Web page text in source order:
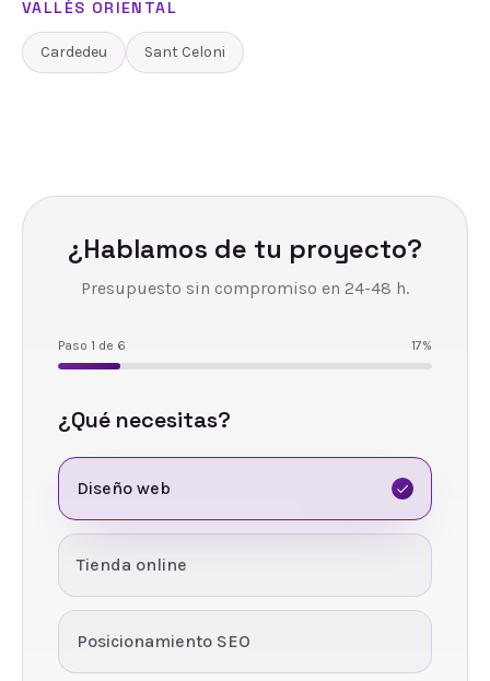
VALLÈS ORIENTAL
Cardedeu Sant Celoni
¿Hablamos de tu proyecto?
Presupuesto sin compromiso en 24-48 h.
Paso 1 de 6 17%
¿Qué necesitas?
Diseño web
Tienda online
Posicionamiento SEO